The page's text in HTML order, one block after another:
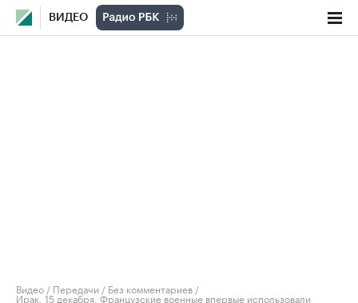
ВИДЕО
Видео / Передачи / Без комментариев /
Ирак, 15 декабря. Французские военные впервые использовали